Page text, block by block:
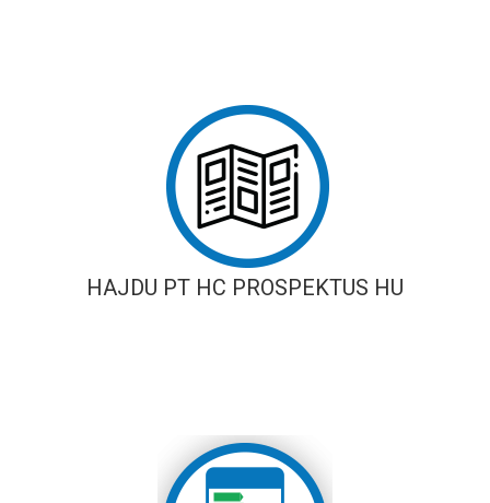
HAJDU PT HC PROSPEKTUS HU